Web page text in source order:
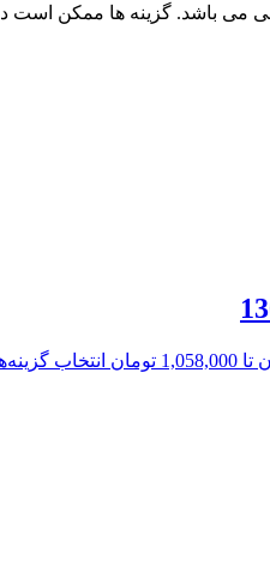
می باشد. گزینه ها ممکن
انتخاب